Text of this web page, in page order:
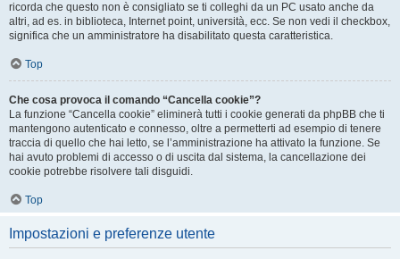
ricorda che questo non è consigliato se ti colleghi da un PC usato anche da
altri, ad es. in biblioteca, Internet point, università, ecc. Se non vedi il checkbox,
significa che un amministratore ha disabilitato questa caratteristica.
Top
Che cosa provoca il comando “Cancella cookie”?
La funzione “Cancella cookie” eliminerà tutti i cookie generati da phpBB che ti
mantengono autenticato e connesso, oltre a permetterti ad esempio di tenere
traccia di quello che hai letto, se l’amministrazione ha attivato la funzione. Se
hai avuto problemi di accesso o di uscita dal sistema, la cancellazione dei
cookie potrebbe risolvere tali disguidi.
Top
Impostazioni e preferenze utente